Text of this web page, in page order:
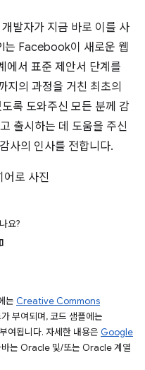
발자가 지금 바로 이를 사
는 Facebook이 새로운 웹
에서 표준 제안서 단계를
지의 과정을 거친 최초의
록 도와주신 모든 분께 감
출시하는 데 도움을 주신
사의 인사를 전합니다.
어로 사진
요?
는 Creative Commons
부여되며, 코드 샘플에는
여됩니다. 자세한 내용은 Google
바는 Oracle 및/또는 Oracle 계열